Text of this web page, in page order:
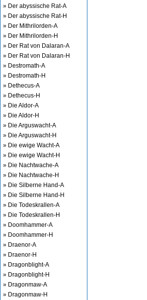
» Der abyssische Rat-A
» Der abyssische Rat-H
» Der Mithrilorden-A
» Der Mithrilorden-H
» Der Rat von Dalaran-A
» Der Rat von Dalaran-H
» Destromath-A
» Destromath-H
» Dethecus-A
» Dethecus-H
» Die Aldor-A
» Die Aldor-H
» Die Arguswacht-A
» Die Arguswacht-H
» Die ewige Wacht-A
» Die ewige Wacht-H
» Die Nachtwache-A
» Die Nachtwache-H
» Die Silberne Hand-A
» Die Silberne Hand-H
» Die Todeskrallen-A
» Die Todeskrallen-H
» Doomhammer-A
» Doomhammer-H
» Draenor-A
» Draenor-H
» Dragonblight-A
» Dragonblight-H
» Dragonmaw-A
» Dragonmaw-H